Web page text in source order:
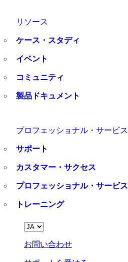
リソース
ケース・スタディ
イベント
コミュニティ
製品ドキュメント
プロフェッショナル・サービス
サポート
カスタマー・サクセス
プロフェッショナル・サービス
トレーニング
お問い合わせ
Language